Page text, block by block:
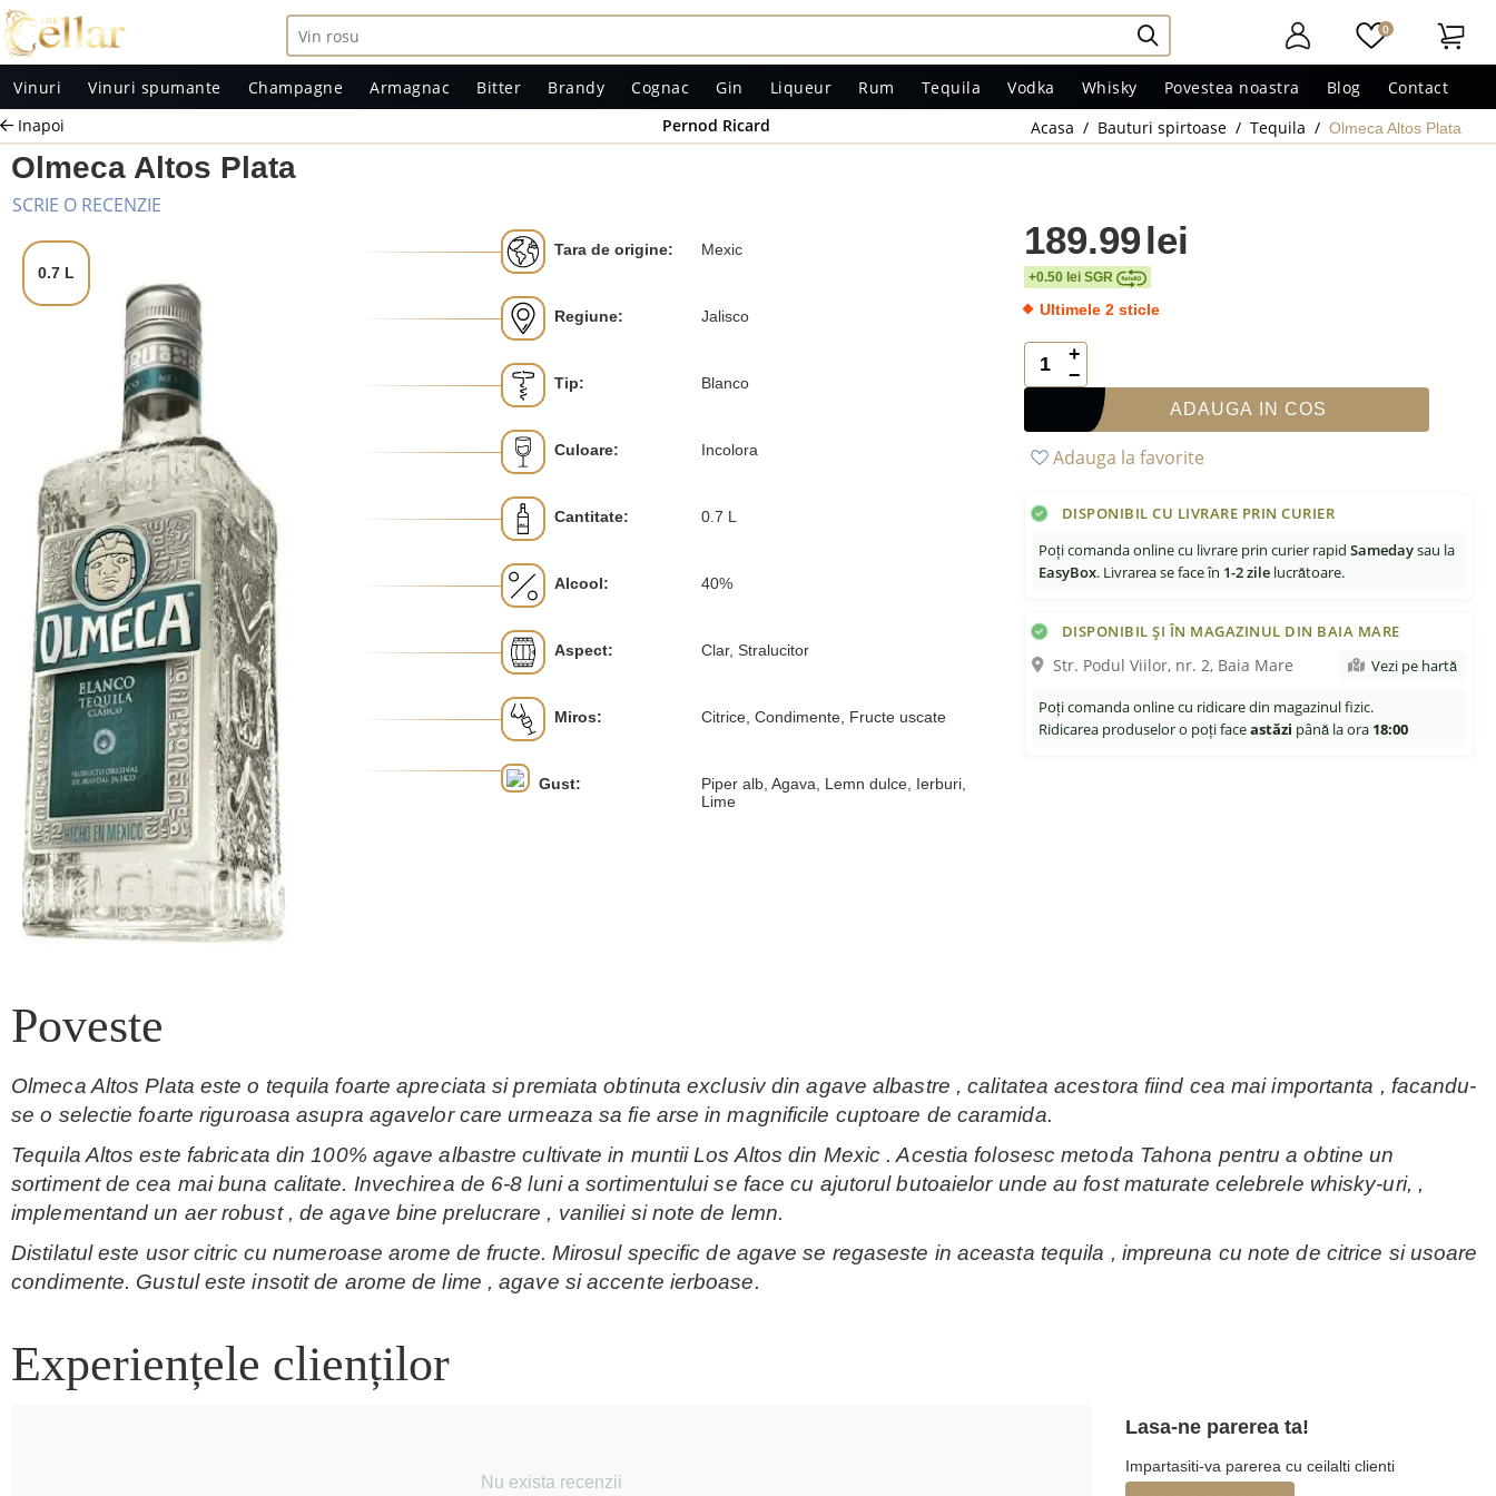
0
Vinuri Vinuri spumante Champagne Armagnac Bitter Brandy Cognac Gin Liqueur Rum Tequila Vodka Whisky Povestea noastra Blog
Contact
Inapoi
Pernod Ricard Acasa / Bauturi spirtoase / Tequila / Olmeca Altos Plata
Olmeca Altos Plata
SCRIE O RECENZIE
0.7 L
Tara de origine: Mexic
Regiune: Jalisco
Tip: Blanco
Culoare: Incolora
Cantitate: 0.7 L
Alcool: 40%
Aspect: Clar, Stralucitor
Miros: Citrice, Condimente, Fructe uscate
Gust:
Piper alb, Agava, Lemn dulce, Ierburi,
Lime
189.99lei
+0.50 lei SGR
Ultimele 2 sticle
+
−
ADAUGA IN COS
Adauga la favorite
DISPONIBIL CU LIVRARE PRIN CURIER
Poți comanda online cu livrare prin curier rapidSamedaysau la
EasyBox. Livrarea se face în 1-2 zile lucrătoare.
DISPONIBIL ȘI ÎN MAGAZINUL DIN BAIA MARE
Str. Podul Viilor, nr. 2, Baia Mare Vezi pe hartă
Poți comanda online cu ridicare din magazinul fizic.
Ridicarea produselor o poți faceastăzi până la ora 18:00
Poveste
Olmeca Altos Plata este o tequila foarte apreciata si premiata obtinuta exclusiv din agave albastre , calitatea acestora fiind cea mai importanta , facandu-
se o selectie foarte riguroasa asupra agavelor care urmeaza sa fie arse in magnificile cuptoare de caramida.
Tequila Altos este fabricata din 100% agave albastre cultivate in muntii Los Altos din Mexic . Acestia folosesc metoda Tahona pentru a obtine un
sortiment de cea mai buna calitate. Invechirea de 6-8 luni a sortimentului se face cu ajutorul butoaielor unde au fost maturate celebrele whisky-uri, ,
implementand un aer robust , de agave bine prelucrare , vaniliei si note de lemn.
Distilatul este usor citric cu numeroase arome de fructe. Mirosul specific de agave se regaseste in aceasta tequila , impreuna cu note de citrice si usoare
condimente. Gustul este insotit de arome de lime , agave si accente ierboase.
Experiențele clienților
Nu exista recenzii
Lasa-ne parerea ta!
Impartasiti-va parerea cu ceilalti clienti